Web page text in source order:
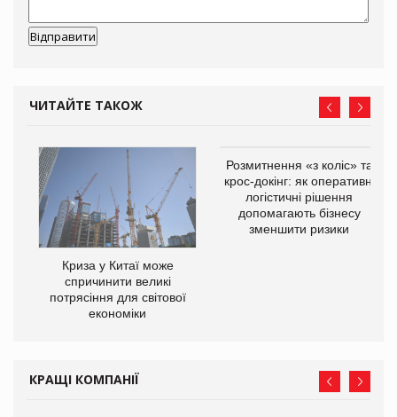
ЧИТАЙТЕ ТАКОЖ
Криза у Китаї може
спричинити великі
потрясіння для світової
економіки
Розмитнення «з коліс» та
крос-докінг: як оперативні
логістичні рішення
допомагають бізнесу
зменшити ризики
КРАЩІ КОМПАНІЇ